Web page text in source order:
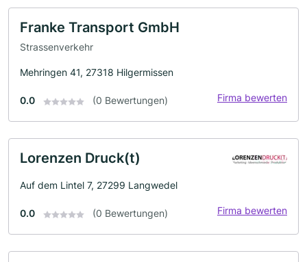
Franke Transport GmbH
Strassenverkehr
Mehringen 41, 27318 Hilgermissen
0.0 (0 Bewertungen) Firma bewerten
Lorenzen Druck(t)
Auf dem Lintel 7, 27299 Langwedel
0.0 (0 Bewertungen) Firma bewerten